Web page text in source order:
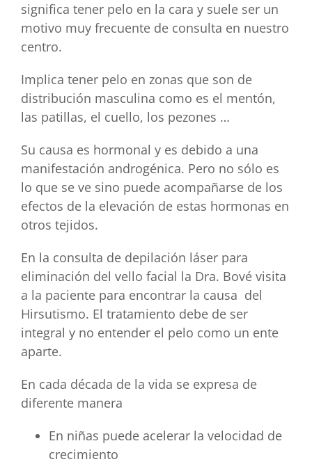
significa tener pelo en la cara y suele ser un
motivo muy frecuente de consulta en nuestro
centro.
Implica tener pelo en zonas que son de
distribución masculina como es el mentón,
las patillas, el cuello, los pezones …
Su causa es hormonal y es debido a una
manifestación androgénica. Pero no sólo es
lo que se ve sino puede acompañarse de los
efectos de la elevación de estas hormonas en
otros tejidos.
En la consulta de depilación láser para
eliminación del vello facial la Dra. Bové visita
a la paciente para encontrar la causa del
Hirsutismo. El tratamiento debe de ser
integral y no entender el pelo como un ente
aparte.
En cada década de la vida se expresa de
diferente manera
En niñas puede acelerar la velocidad de
crecimiento